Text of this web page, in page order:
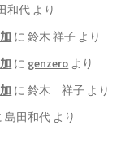
和代 より
に鈴木 祥子 より
に genzero より
に鈴木 祥子 より
島田和代 より